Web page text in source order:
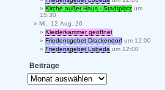
Kirche außer Haus - Stadtplatz um
15:30
Mi., 12.Aug. 26
Kleiderkammer geöffnet
Friedensgebet Drackendorf um 12:00
Friedensgebet Lobeda um 12:00
Beiträge